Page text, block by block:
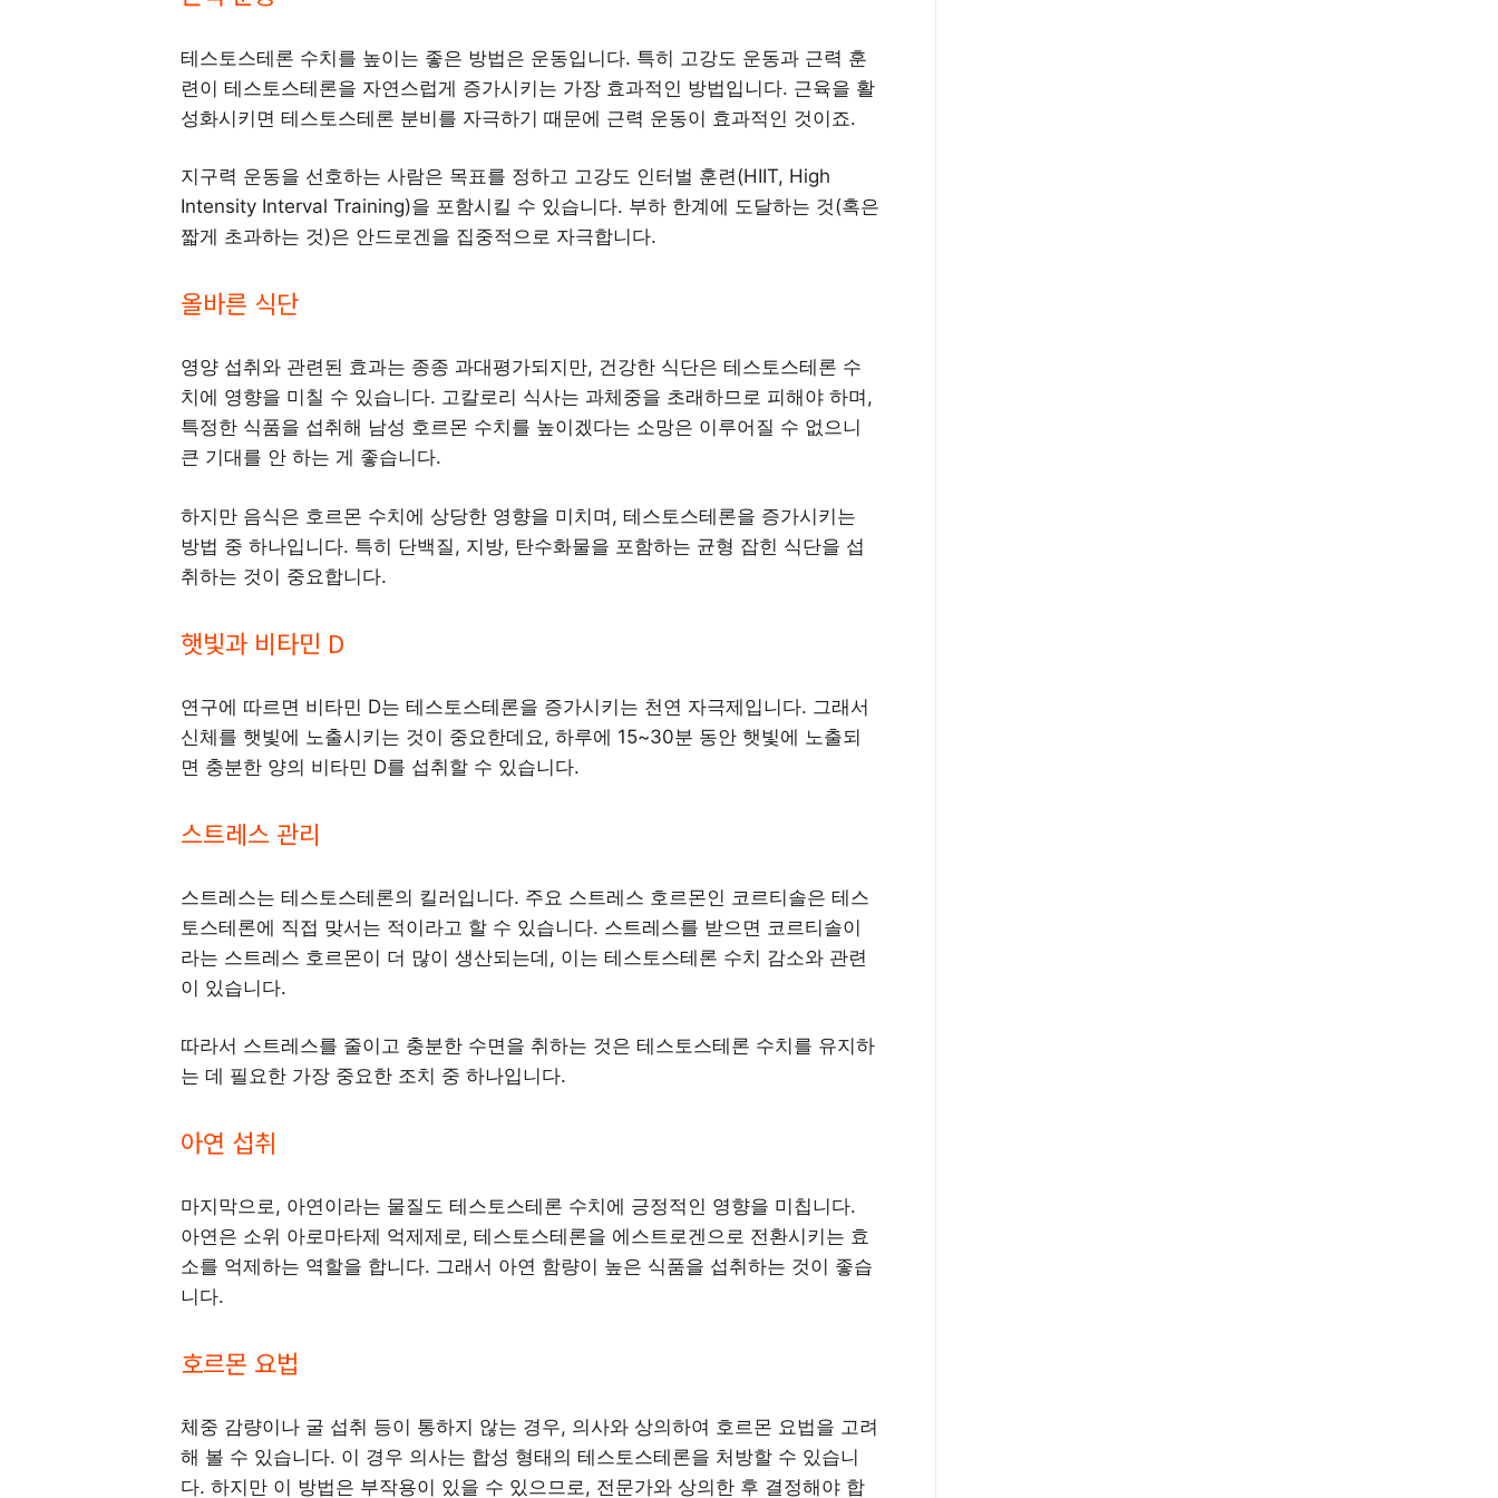
테스토스테론 수치를 높이는 좋은 방법은 운동입니다. 특히 고강도 운동과 근력 훈
련이 테스토스테론을 자연스럽게 증가시키는 가장 효과적인 방법입니다. 근육을 활
성화시키면 테스토스테론 분비를 자극하기 때문에 근력 운동이 효과적인 것이죠.
지구력 운동을 선호하는 사람은 목표를 정하고 고강도 인터벌 훈련(HIIT, High
Intensity Interval Training)을 포함시킬 수 있습니다. 부하 한계에 도달하는 것(혹은
짧게 초과하는 것)은 안드로겐을 집중적으로 자극합니다.
올바른 식단
영양 섭취와 관련된 효과는 종종 과대평가되지만, 건강한 식단은 테스토스테론 수
치에 영향을 미칠 수 있습니다. 고칼로리 식사는 과체중을 초래하므로 피해야 하며,
특정한 식품을 섭취해 남성 호르몬 수치를 높이겠다는 소망은 이루어질 수 없으니
큰 기대를 안 하는 게 좋습니다.
하지만 음식은 호르몬 수치에 상당한 영향을 미치며, 테스토스테론을 증가시키는
방법 중 하나입니다. 특히 단백질, 지방, 탄수화물을 포함하는 균형 잡힌 식단을 섭
취하는 것이 중요합니다.
햇빛과 비타민 D
연구에 따르면 비타민 D는 테스토스테론을 증가시키는 천연 자극제입니다. 그래서
신체를 햇빛에 노출시키는 것이 중요한데요, 하루에 15~30분 동안 햇빛에 노출되
면 충분한 양의 비타민 D를 섭취할 수 있습니다.
스트레스 관리
스트레스는 테스토스테론의 킬러입니다. 주요 스트레스 호르몬인 코르티솔은 테스
토스테론에 직접 맞서는 적이라고 할 수 있습니다. 스트레스를 받으면 코르티솔이
라는 스트레스 호르몬이 더 많이 생산되는데, 이는 테스토스테론 수치 감소와 관련
이 있습니다.
따라서 스트레스를 줄이고 충분한 수면을 취하는 것은 테스토스테론 수치를 유지하
는 데 필요한 가장 중요한 조치 중 하나입니다.
아연 섭취
마지막으로, 아연이라는 물질도 테스토스테론 수치에 긍정적인 영향을 미칩니다.
아연은 소위 아로마타제 억제제로, 테스토스테론을 에스트로겐으로 전환시키는 효
소를 억제하는 역할을 합니다. 그래서 아연 함량이 높은 식품을 섭취하는 것이 좋습
니다.
호르몬 요법
체중 감량이나 굴 섭취 등이 통하지 않는 경우, 의사와 상의하여 호르몬 요법을 고려
해 볼 수 있습니다. 이 경우 의사는 합성 형태의 테스토스테론을 처방할 수 있습니
다. 하지만 이 방법은 부작용이 있을 수 있으므로, 전문가와 상의한 후 결정해야 합